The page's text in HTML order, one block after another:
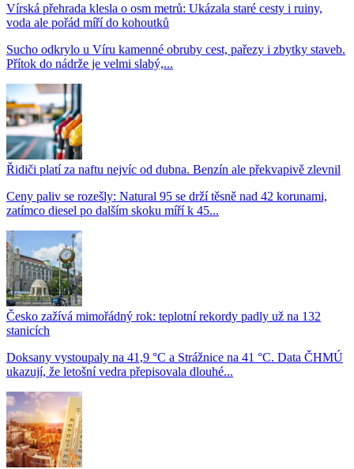
Vírská přehrada klesla o osm metrů: Ukázala staré cesty i ruiny,
voda ale pořád míří do kohoutků
Sucho odkrylo u Víru kamenné obruby cest, pařezy i zbytky staveb.
Přítok do nádrže je velmi slabý,...
Řidiči platí za naftu nejvíc od dubna. Benzín ale překvapivě zlevnil
Ceny paliv se rozešly: Natural 95 se drží těsně nad 42 korunami,
zatímco diesel po dalším skoku míří k 45...
Česko zažívá mimořádný rok: teplotní rekordy padly už na 132
stanicích
Doksany vystoupaly na 41,9 °C a Strážnice na 41 °C. Data ČHMÚ
ukazují, že letošní vedra přepisovala dlouhé...